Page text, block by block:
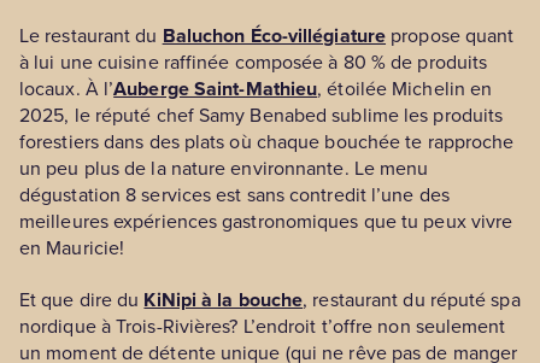
Le restaurant du Baluchon Éco-villégiature propose quant
à lui une cuisine raffinée composée à 80 % de produits
locaux. À l’Auberge Saint-Mathieu, étoilée Michelin en
2025, le réputé chef Samy Benabed sublime les produits
forestiers dans des plats où chaque bouchée te rapproche
un peu plus de la nature environnante. Le menu
dégustation 8 services est sans contredit l’une des
meilleures expériences gastronomiques que tu peux vivre
en Mauricie!
Et que dire du KiNipi à la bouche, restaurant du réputé spa
nordique à Trois-Rivières? L’endroit t’offre non seulement
un moment de détente unique (qui ne rêve pas de manger